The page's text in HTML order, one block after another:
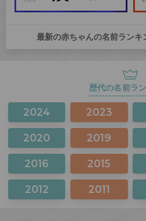
最新の赤ちゃんの名前ランキ
歴代の名前ラ
2024 2023
2020 2019
2016 2015
2012 2011